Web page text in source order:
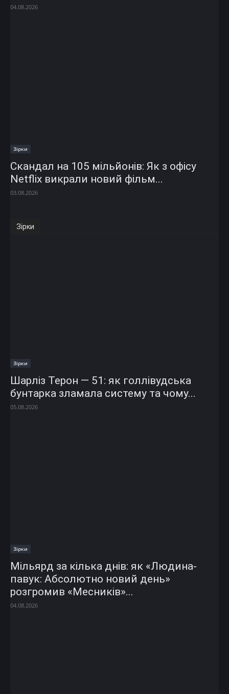
04.08.2026
Зірки
Скандал на 105 мільйонів: Як з офісу
Netflix викрали новий фільм...
03.08.2026
Зірки
Зірки
Шарліз Терон — 51: як голлівудська
бунтарка зламала систему та чому...
05.08.2026
Зірки
Мільярд за кілька днів: як «Людина-
павук: Абсолютно новий день»
розгромив «Месників»...
04.08.2026